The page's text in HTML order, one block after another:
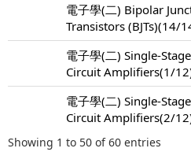
電子學(二) Bipolar
Transistors (BJTs)(14/
電子學(二) Single-
Circuit Amplifiers(1/
電子學(二) Single-
Circuit Amplifiers(2/
Showing 1 to 50 of 60 entries